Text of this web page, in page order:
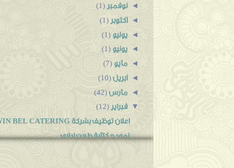
◄نوفمبر(1)
◄أكتوبر(1)
◄يوليو (1)
◄ يونيو (1)
◄مايو (7)
◄أبريل(10)
◄مارس(42)
▼فبراير(12)
إعلان توظيف بشركة WIN BEL CATERING بحاسي مسعود فيف...
نمودج كتابة طعن اداري
دليل المديرية العامة للامن